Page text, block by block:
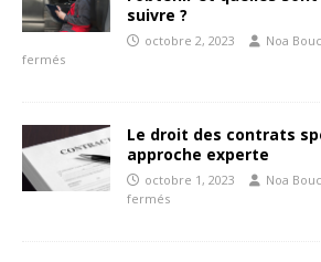
suivre ?
octobre 2, 2023 Noa
fermés
Le droit des contrats
approche experte
octobre 1, 2023 Noa
fermés